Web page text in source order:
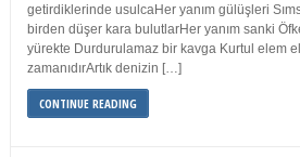
getirdiklerinde usulcaHer yanım gülüşleri
birden düşer kara bulutlarHer yanım sanki
yürekte Durdurulamaz bir kavga Kurtul elem
zamanıdırArtık denizin […]
CONTINUE READING